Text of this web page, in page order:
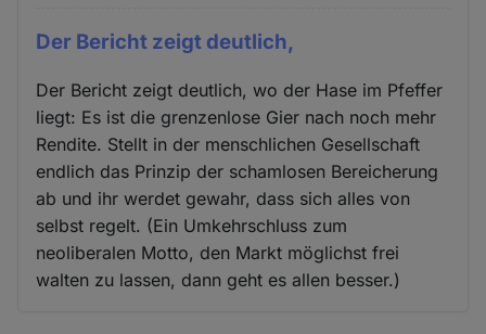
Der Bericht zeigt deutlich,
Der Bericht zeigt deutlich, wo der Hase im Pfeffer
liegt: Es ist die grenzenlose Gier nach noch mehr
Rendite. Stellt in der menschlichen Gesellschaft
endlich das Prinzip der schamlosen Bereicherung
ab und ihr werdet gewahr, dass sich alles von
selbst regelt. (Ein Umkehrschluss zum
neoliberalen Motto, den Markt möglichst frei
walten zu lassen, dann geht es allen besser.)